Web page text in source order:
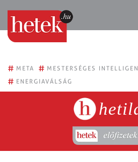
# META # MESTERSÉGES
# ENERGIAVÁLSÁG